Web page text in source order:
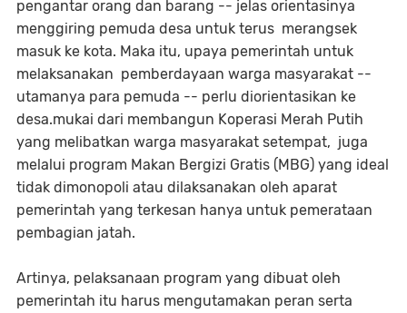
pengantar orang dan barang -- jelas orientasinya
menggiring pemuda desa untuk terus merangsek
masuk ke kota. Maka itu, upaya pemerintah untuk
melaksanakan pemberdayaan warga masyarakat --
utamanya para pemuda -- perlu diorientasikan ke
desa.mukai dari membangun Koperasi Merah Putih
yang melibatkan warga masyarakat setempat, juga
melalui program Makan Bergizi Gratis (MBG) yang ideal
tidak dimonopoli atau dilaksanakan oleh aparat
pemerintah yang terkesan hanya untuk pemerataan
pembagian jatah.
Artinya, pelaksanaan program yang dibuat oleh
pemerintah itu harus mengutamakan peran serta